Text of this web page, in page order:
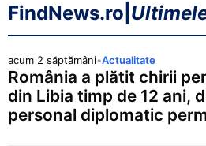
FindNews.ro
acum 2 săptămâni•Actualitate
România a plătit chirii
din Libia timp de 12 ani,
personal diplomatic